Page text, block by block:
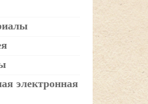
электронная